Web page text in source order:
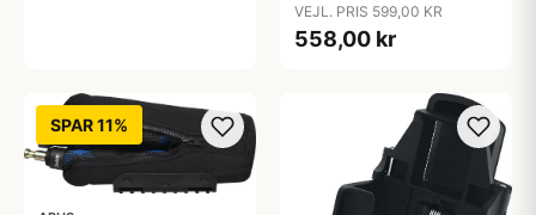
VEJL. PRIS 599,00 KR
558,00 kr
SPAR 11%